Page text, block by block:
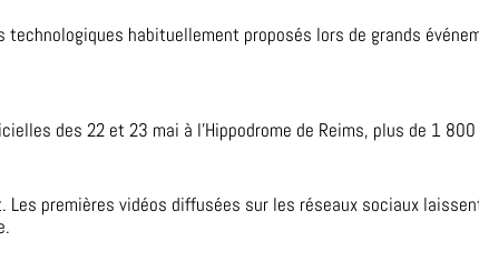
technologiques habituellement proposés lors de grands
des 22 et 23 mai à l’Hippodrome de Reims, plus de 1
premières vidéos diffusées sur les réseaux sociaux